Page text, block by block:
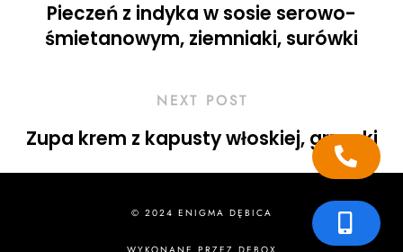
Pieczeń z indyka w sosie serowo-
śmietanowym, ziemniaki, surówki
NEXT POST
Zupa krem z kapusty włoskiej, grzanki
© 2024 ENIGMA DĘBICA